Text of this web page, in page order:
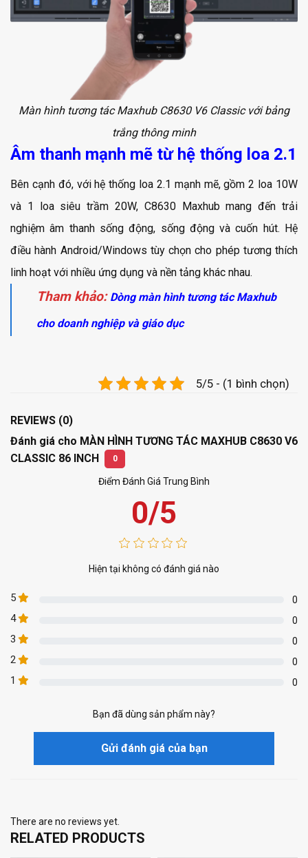
Màn hình tương tác Maxhub C8630 V6 Classic với bảng
trắng thông minh
Âm thanh mạnh mẽ từ hệ thống loa 2.1
Bên cạnh đó, với hệ thống loa 2.1 mạnh mẽ, gồm 2 loa 10W
và 1 loa siêu trầm 20W, C8630 Maxhub mang đến trải
nghiệm âm thanh sống động, sống động và cuốn hút. Hệ
điều hành Android/Windows tùy chọn cho phép tương thích
linh hoạt với nhiều ứng dụng và nền tảng khác nhau.
Tham khảo: Dòng màn hình tương tác Maxhub
cho doanh nghiệp và giáo dục
5/5 - (1 bình chọn)
REVIEWS (0)
Đánh giá cho MÀN HÌNH TƯƠNG TÁC MAXHUB C8630 V6
CLASSIC 86 INCH
0
Điểm Đánh Giá Trung Bình
0/5
Hiện tại không có đánh giá nào
5 0
4 0
3 0
2 0
1 0
Bạn đã dùng sản phẩm này?
Gửi đánh giá của bạn
There are no reviews yet.
RELATED PRODUCTS